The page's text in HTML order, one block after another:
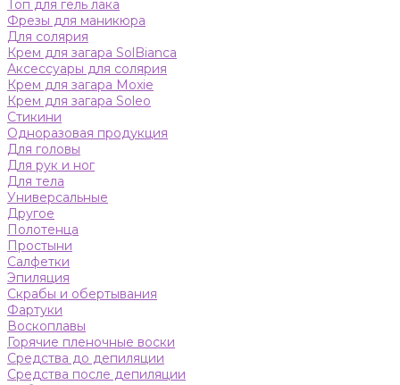
Топ для гель лака
Фрезы для маникюра
Для солярия
Крем для загара SolBianca
Аксессуары для солярия
Крем для загара Moxie
Крем для загара Soleo
Стикини
Одноразовая продукция
Для головы
Для рук и ног
Для тела
Универсальные
Другое
Полотенца
Простыни
Салфетки
Эпиляция
Скрабы и обертывания
Фартуки
Воскоплавы
Горячие пленочные воски
Средства до депиляции
Средства после депиляции